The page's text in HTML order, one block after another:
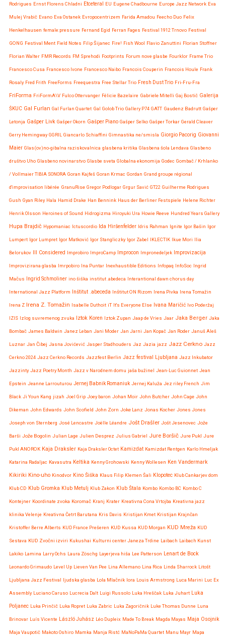
Rodrigues Ernst Florens Chladni Etceteral EU Eugene Chadbourne Europe Jazz Network Eva
Mulej Vrabič Evano Eva Ostanek Evropocentrizem Farida Amadou Feecho Duo Felix
Henkelhausen female:pressure Fernand Egid Ferran Fages Festival 1912 Trnovo Festival
GONG Festival Ment Field Notes Filip Šijanec Fire! Fish Wool Flavio Zanuttini Florian Stoffner
Florian Walter FMR Records FM Sprehodi Footprints Forum nove glasbe Fourklor Frame Trio
Francesco Cusa Francesco Ivone Francesco Naibo Francois Couperin Francois Houle Frank
Rosaly Fred Frith FreeForms Freequestra Free Stellar Trio Fresh Dust Trio Fri-Fru-Fra
FriForma FriFormA\V Fulco Ottervanger Félicie Bazelaire Gabriele Mitelli Gaj Bostič Galerija
ŠKUC Gal Furlan Gal Furlan Quartet Gal Golob Trio Gallery P74 GATT Gaudenz Badrutt Gašper
Letonja Gašper Livk Gašper Okorn Gašper Piano Gašper Selko Gašper Torkar Gerald Cleaver
Gerry Hemingway GGRIL Giancarlo Schiaffini Gimnastika ne/smisla Giorgio Pacorig Giovanni
Maier Glas(ov)no-gibalna raziskovalnica glasbena kritika Glasbena šola Lendava Glasbeno
društvo Uho Glasbeno novinarstvo Glasbe sveta Globalna ekonomija Godec Gombač / Krhlanko
/ Vollmaier TIBIA SONORA Goran Kajfeš Goran Krmac Gordan Grand groupe régional
d'improvisation libérée GranuRise Gregor Podlogar Grgur Savić GT22 Guilherme Rodrigues
Gush Gyan Riley Hala Hamid Drake Han Bennink Haus der Berliner Festspiele Helene Richter
Henrik Olsson Heroines of Sound Hidrogizma Hiroyuki Ura Howie Reeve Hundred Years Gallery
Hupa Brajdič Hypomaniac Ictuscordio Ida Hiršenfelder Idris Rahman Ignite Igor Bašin Igor
Lumpert Igor Lumpret Igor Matković Igor Stangliczky Igor Zabel IKLECTIK Ikue Mori Ilia
Belorukov Ill Considered Improbiro ImproCamp Improcon Impronedeljek Improvizacija
Improvizirana glasba Imrpobiro Ina Puntar Inexhaustible Editions Infopaq InfoSoc Ingrid
Mačus Ingrid Schmoliner ino šiška institut .abedeca Interantional dawn chorus day
International Jazz Platform Inštitut .abeceda Inštitut ON Rizom Irena Pivka Irena Tomažin
Irena Z Irena Z. Tomažin Isabelle Duthoit iT It's Everyone Else Ivana Maričić Ivo Poderžaj
IZIS Izlog suvremenog zvuka Iztok Koren Iztok Zupan Jaap de Vries Jaar Jaka Berger Jaka
Bombač James Baldwin Janez Leban Jani Moder Jan Jarni Jan Kopač Jan Roder Januš Aleš
Luznar Jan Čibej Jasna Jovićević Jasper Stadhouders Jaz Jazia jazz Jazz Cerkno Jazz
Cerkno 2024 Jazz Cerkno Records Jazzfest Berlin Jazz festival Ljubljana Jazz Inkubator
Jazzinty Jazz Poetry Month Jazz v Narodnem domu jaša bužinel Jean-Luc Guionnet Jean
Epstein Jeanne Larrouturou Jernej Babnik Romaniuk Jernej Kaluža Jez riley French Jim
Black Ji Youn Kang jizah Joel Grip Joey baron Johan Moir John Butcher John Cage John
Dikeman John Edwards John Scofield John Zorn Joke Lanz Jonas Kocher Jones Jones
Joseph von Sternberg José Lencastre Joëlle Léandre Jošt Drašler Jošt Jesenovec Jože
Barši Jože Bogolin Julian Lage Julien Desprez Julius Gabriel Jure Boršič Jure Pukl Jure
Pukl ANOROK Kaja Draksler Kaja Draksler Octet Kamizdat Kamizdat Rentgen Karlo Hmeljak
Katarina Radaljac Kavasutra Keltika Kenny Grohowski Kenny Wollesen Ken Vandermark
Kikiriki Kino-uho Kinodvor Kino Šiška Klaus Filip Klemen Šali Klopotec Klub Cankarjev dom
Klub CD Klub Gromka Klub Metulj Klub Zakon Klub Štala Kombo Kombo BC Kombo C
Kontejner Koordinate zvoka Koromač Kranj Krater Kreativna Cona Vrtojba Kreativna jazz
klinika Velenje Kreativna Četrt Barutana Kris Davis Kristijan Kmet Kristijan Krajnčan
Kristoffer Berre Alberts KUD France Prešeren KUD Kussa KUD Morgan KUD Mreža KUD
Sestava KUD Zvočni izviri Kukushai Kulturni center Janeza Trdine Laibach Laibach Kunst
Lakiko Lamina Larry Ochs Laura Zöschg Layerjeva hiša Lee Patterson Lenart de Bock
Leonardo Grimaudo Level Up Lieven Van Pee Lina Allemano Lina Rica Linda Sharrock Litošt
Ljubljana Jazz Festival ljudska glasba Lola Mlačnik lora Louis Armstrong Luca Marini Luc Ex
Assembly Luciano Caruso Lucrecia Dalt Luigi Russolo Luka Hreščak Luka Juhart Luka
Poljanec Luka Prinčič Luka Ropret Luka Zabric Luka Zagoričnik Luke Thomas Dunne Luna
Brinovar Luís Vicente László Juhász Léo Dupleix Made To Break Magda Mayas Maja Osojnik
Maja Vaupotič Makoto Oshiro Mamka Manja Ristć MaNoPaMa Quartet Manu Mayr Mapa